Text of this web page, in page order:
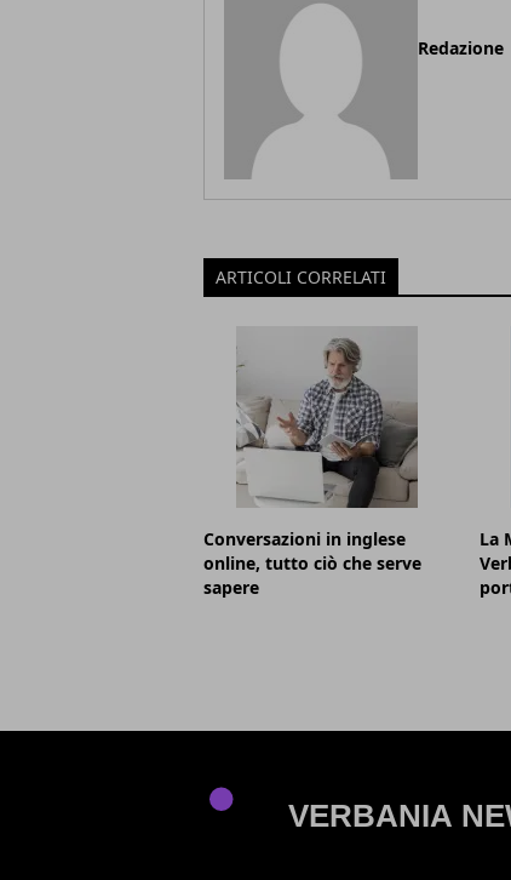
Redazione
ARTICOLI CORRELATI
Conversazioni in inglese
online, tutto ciò che serve
sapere
La